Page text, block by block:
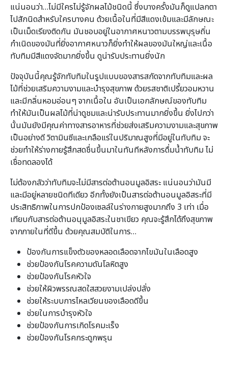
แน่นอนว่า…ไม่มีใครไม่รู้จักผลไม้ชนิดนี้ ซึ่งบางครั้งมันก็ดูแปลกตา
ไปสักนิดสำหรับใครบางคน ด้วยเนื้อในที่มีสีแดงเข้มและมีลักษณะ
เป็นเม็ดเรียงติดกัน มันชอบอยู่ในอากาศหนาวตามบรรพบุรุษถิ่น
กำเนิดของมันที่ยิ่งอากาศหนาวก็ยิ่งทำให้ผลของมันใหญ่และเนื้อ
ทับทิมมีสีแดงจัดมากยิ่งขึ้น ดูน่ารับประทานยิ่งนัก
ปัจจุบันนี้คุณรู้จักทับทิมในรูปแบบของสารสกัดจากทับทิมและผล
ไม้ที่ช่วยเสริมความงามและบำรุงสุขภาพ ด้วยรสชาติเปรี้ยวอมหวาน
และมีกลิ่นหอมอ่อนๆ จากเนื้อใน อันเป็นเอกลักษณ์ของทับทิม
ทำให้มันเป็นผลไม้ที่น่าดูชมและน่ารับประทานมากยิ่งขึ้น ยิ่งไปกว่า
นั้นมันยังมีคุณค่าทางสารอาหารที่ช่วยส่งเสริมความงามและสุขภาพ
เป็นอย่างดี วิตามินซีและเกลือแร่ในปริมาณสูงที่มีอยู่ในทับทิม จะ
ช่วยทำให้ร่างกายรู้สึกสดชื่นขึ้นมาในทันทีหลังการดื่มน้ำทับทิม ไม่
เชื่อทดลองได้
ไม่ต้องกลัวว่าทับทิมจะไม่มีสารต่อต้านอนมูลอิสระ แน่นอนว่ามันมี
และมีอยู่หลายชนิดทีเดียว อีกทั้งยังเป็นสารต่อต้านอนมูลอิสระที่มี
ประสิทธิภาพในการปกป้องเซลล์ในร่างกายสูงมากถึง 3 เท่า เมื่อ
เทียบกับสารต่อต้านอนุมูลอิสระในชาเขียว คุณจะรู้สึกได้ถึงสุขภาพ
จากภายในที่ดีขึ้น ด้วยคุณสมบัติในการ…
ป้องกันการแข็งตัวของหลอดเลือดจากไขมันในเลือดสูง
ช่วยป้องกันโรคความดันโลหิตสูง
ช่วยป้องกันโรคหัวใจ
ช่วยให้ผิวพรรณสดใสสวยงามเปล่งปลั่ง
ช่วยให้ระบบการไหลเวียนของเลือดดีขึ้น
ช่วยในการบำรุงหัวใจ
ช่วยป้องกันการเกิดโรคมะเร็ง
ช่วยป้องกันโรคกระดูกพรุน